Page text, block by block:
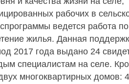
рабочих в
ведется работа по
жилья. Данная
2017 года выдано 24
специалистам на селе.
многоквартирных домов: